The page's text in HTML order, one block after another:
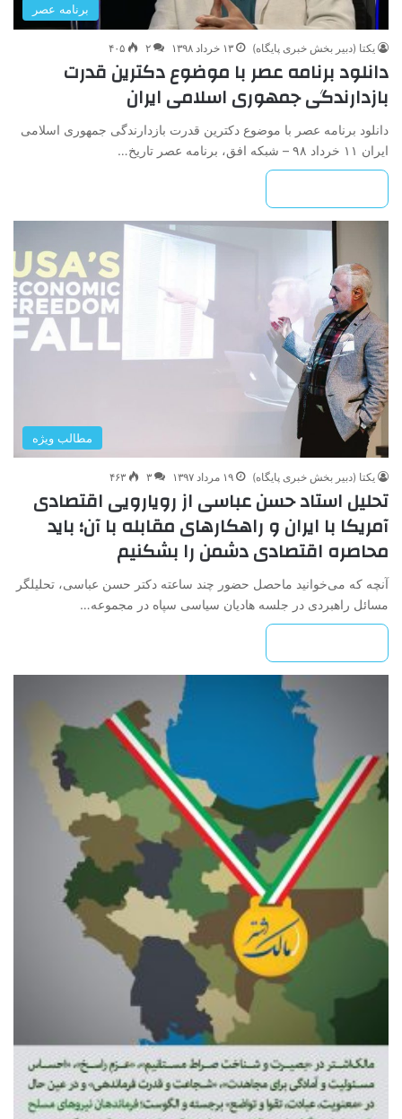
برنامه عصر
یکتا (دبیر بخش خبری پایگاه) ۱۳ خرداد ۱۳۹۸ ۲ ۴۰۵
دانلود برنامه عصر با موضوع دکترین قدرت
بازدارندگی جمهوری اسلامی ایران
دانلود برنامه عصر با موضوع دکترین قدرت بازدارندگی جمهوری اسلامی
ایران ۱۱ خرداد ۹۸ – شبکه افق، برنامه عصر تاریخ…
مطالب ویژه
یکتا (دبیر بخش خبری پایگاه) ۱۹ مرداد ۱۳۹۷ ۳ ۴۶۳
تحلیل استاد حسن عباسی از رویارویی اقتصادی
آمریکا با ایران و راهکارهای مقابله با آن؛ باید
محاصره اقتصادی دشمن را بشکنیم
آنچه که می‌خوانید ماحصل حضور چند ساعته دکتر حسن عباسی، تحلیلگر
مسائل راهبردی در جلسه هادیان سیاسی سپاه در مجموعه…